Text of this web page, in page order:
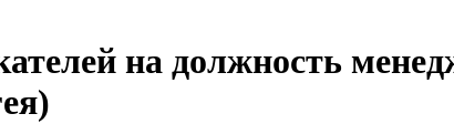
на должность